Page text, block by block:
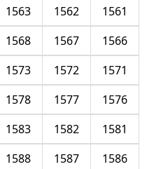
1561
1562
1563
1566
1567
1568
1571
1572
1573
1576
1577
1578
1581
1582
1583
1586
1587
1588